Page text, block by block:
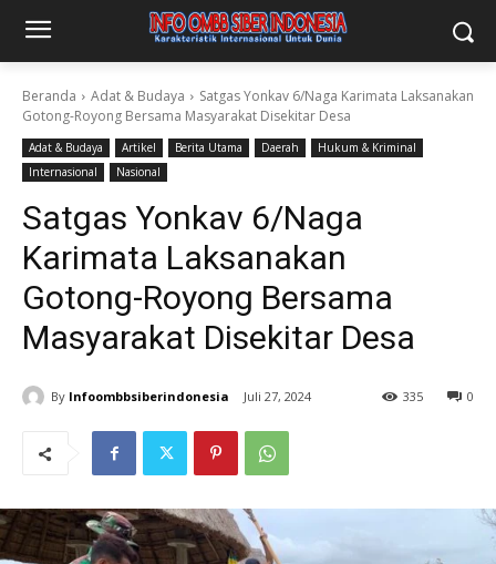
Beranda Adat & Budaya
Satgas Yonkav 6/Naga Karimata Laksanakan
Gotong-Royong Bersama Masyarakat Disekitar Desa
Adat & Budaya Artikel Berita Utama Daerah
Hukum & Kriminal
Internasional
Nasional
Satgas Yonkav 6/Naga
Karimata Laksanakan
Gotong-Royong Bersama
Masyarakat Disekitar Desa
By Infoombbsiberindonesia Juli 27, 2024 0
335